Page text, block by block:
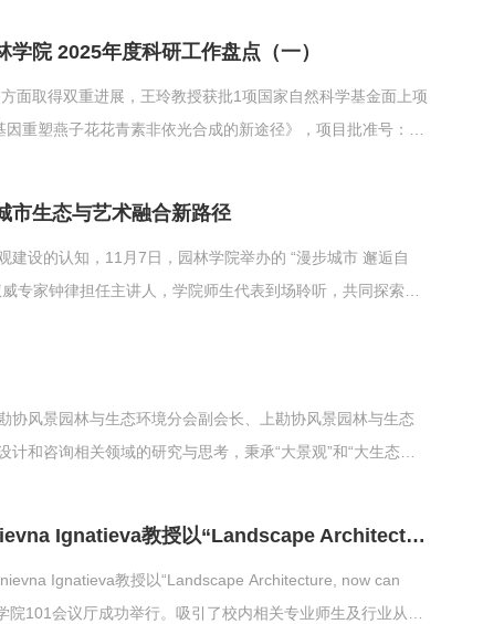
院 2025年度科研工作盘点（一）
面取得双重进展，王玲教授获批1项国家自然科学基金面上项
重塑燕子花花青素非依光合成的新途径》，项目批准号：
市生态与艺术融合新路径
设的认知，11月7日，园林学院举办的 “漫步城市 邂逅自
专家钟律担任主讲人，学院师生代表到场聆听，共同探索城
风景园林与生态环境分会副会长、上勘协风景园林与生态
和咨询相关领域的研究与思考，秉承“大景观”和“大生态规
园林学院举办学术讲座——西澳大学Maria Evgenievna Ignatieva教授以“Landscape Architecture, now can save the planet?”为题进行交流分享
Ignatieva教授以“Landscape Architecture, now can
101会议厅成功举行。吸引了校内相关专业师生及行业从业